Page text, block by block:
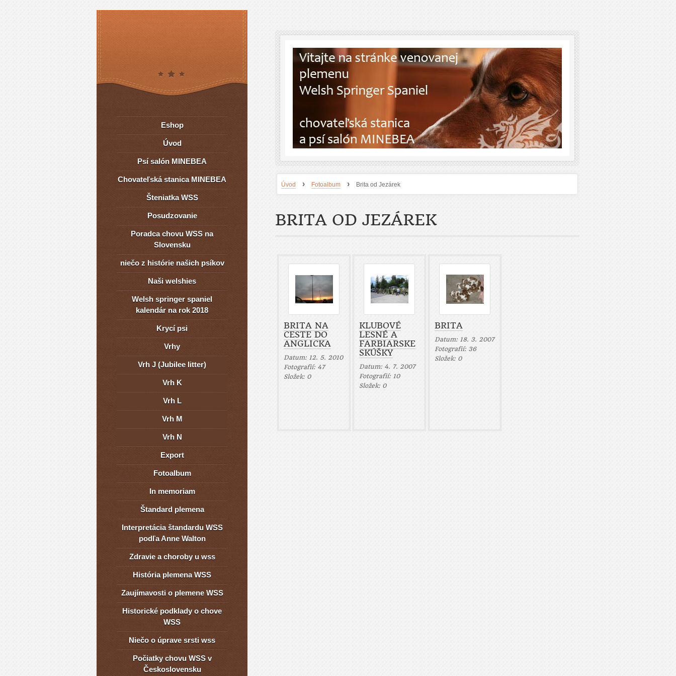
Úvod › Fotoalbum › Brita od Jezárek
BRITA OD JEZÁREK
BRITA NA
CESTE DO
ANGLICKA
Datum: 12. 5. 2010
Fotografií: 47
Složek: 0
KLUBOVÉ
LESNÉ A
FARBIARSKE
SKÚŠKY
Datum: 4. 7. 2007
Fotografií: 10
Složek: 0
BRITA
Datum: 18. 3. 2007
Fotografií: 36
Složek: 0
Eshop
Úvod
Psí salón MINEBEA
Chovateľská stanica MINEBEA
Šteniatka WSS
Posudzovanie
Poradca chovu WSS na
Slovensku
niečo z histórie našich psíkov
Naši welshies
Welsh springer spaniel
kalendár na rok 2018
Krycí psi
Vrhy
Vrh J (Jubilee litter)
Vrh K
Vrh L
Vrh M
Vrh N
Export
Fotoalbum
In memoriam
Štandard plemena
Interpretácia štandardu WSS
podľa Anne Walton
Zdravie a choroby u wss
História plemena WSS
Zaujímavosti o plemene WSS
Historické podklady o chove
WSS
Niečo o úprave srsti wss
Počiatky chovu WSS v
Československu